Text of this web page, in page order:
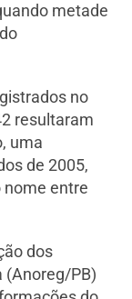
metade
no
resultaram
uma
de 2005,
nome entre
dos
(Anoreg/PB)